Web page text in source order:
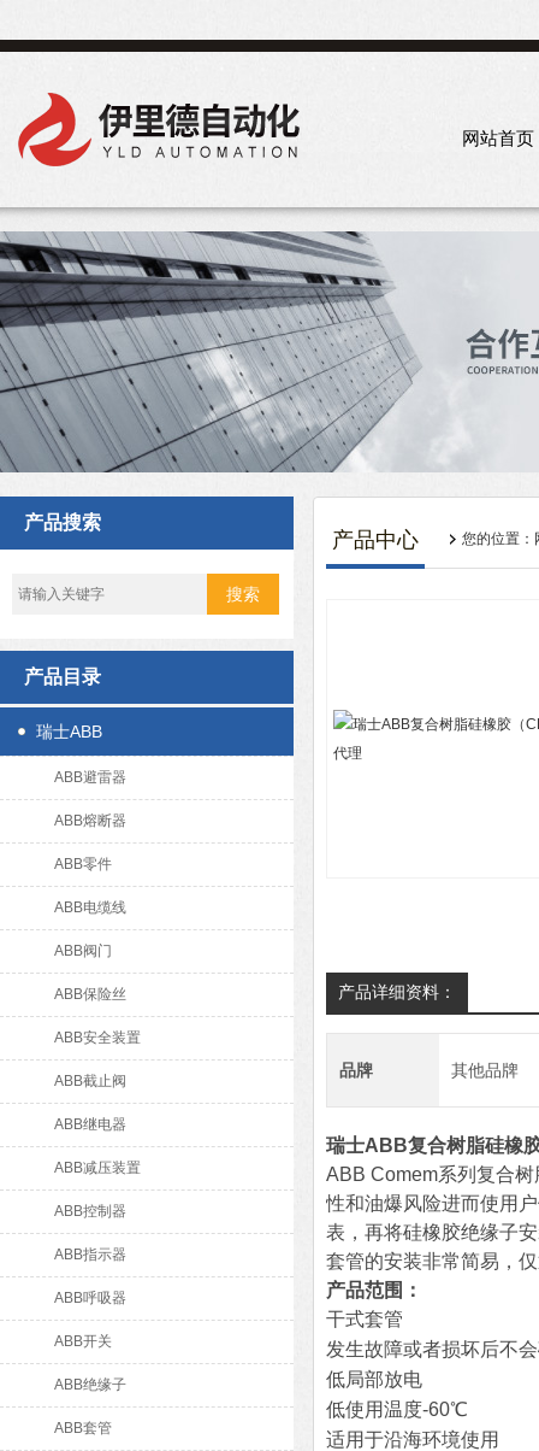
网站首页
产品搜索
产品目录
瑞士ABB
ABB避雷器
ABB熔断器
ABB零件
ABB电缆线
ABB阀门
ABB保险丝
ABB安全装置
ABB截止阀
ABB继电器
ABB减压装置
ABB控制器
ABB指示器
ABB呼吸器
ABB开关
ABB绝缘子
ABB套管
产品中心 您的位置：
产品详细资料：
品牌 其他品牌
瑞士ABB复合树脂硅橡
ABB Comem系列复合
性和油爆风险进而使用
表，再将硅橡胶绝缘子
套管的安装非常简易，
产品范围：
干式套管
发生故障或者损坏后不
低局部放电
低使用温度-60℃
适用于沿海环境使用